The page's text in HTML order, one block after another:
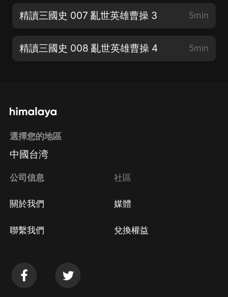
精讀三國史 007 亂世英雄曹操 3 5min
精讀三國史 008 亂世英雄曹操 4 5min
選擇您的地區
中國台湾
公司信息
關於我們
聯繫我們
社區
媒體
兌換權益